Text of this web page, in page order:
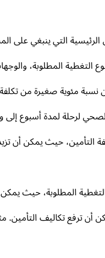
التي ينبغي على
التغطية المطلوبة،
مئوية صغيرة من
لرحلة لمدة أسبوع
التأمين، حيث يمكن
التغطية المطلوبة،
أن ترفع تكاليف